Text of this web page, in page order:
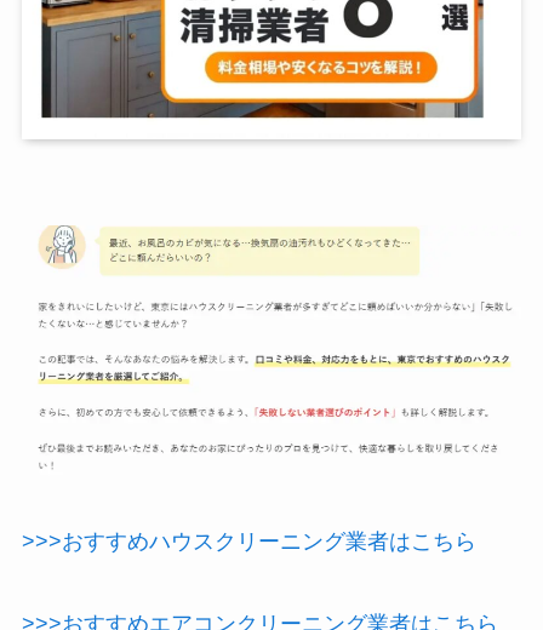
>>>おすすめハウスクリーニング業者はこちら
>>>おすすめエアコンクリーニング業者はこちら